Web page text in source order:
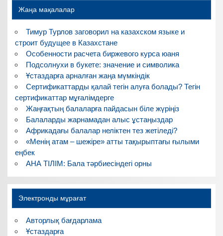
Жаңа мақалалар
Тимур Турлов заговорил на казахском языке и
строит будущее в Казахстане
Особенности расчета биржевого курса юаня
Подсолнухи в букете: значение и символика
Ұстаздарға арналған жаңа мүмкіндік
Сертификаттарды қалай тегін алуға болады? Тегін
сертификаттар мұғалімдерге
Жаңғақтың балаларға пайдасын біле жүріңіз
Балаларды жарнамадан алыс ұстаңыздар
Африкадағы балалар неліктен тез жетіледі?
«Менің атам – шежіре» атты тақырыптағы ғылыми
еңбек
АНА ТІЛІМ: Бала тәрбиесіндегі орны
Электронды мұрағат
Авторлық бағдарлама
Ұстаздарға